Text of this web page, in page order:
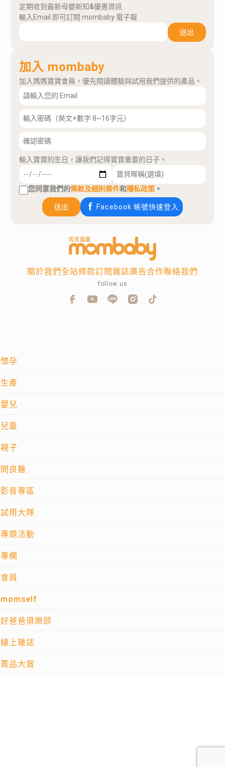
定期收到最新母嬰新知&優惠資訊
輸入Email 即可訂閱 mombaby 電子報
送出
加入 mombaby
加入媽媽寶寶會員，優先閱讀體驗與試用我們提供的產品。
輸入寶寶的生日，讓我們記得寶寶重要的日子。
您同意我們的條款及細則條件和隱私政策 。
送出 Facebook 帳號快速登入
懷孕
生產
嬰兒
兒童
親子
問良醫
影音專區
試用大隊
專題活動
專欄
會員
momself
好爸爸俱樂部
線上雜誌
菁品大賞
關於我們全站條款訂閱雜誌廣告合作聯絡我們
follow us